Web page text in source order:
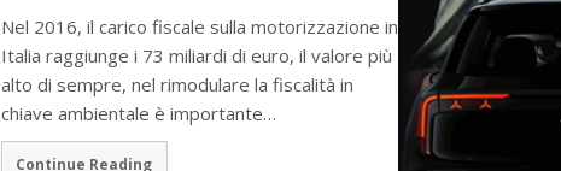
Nel 2016, il carico fiscale sulla motorizzazione in
Italia raggiunge i 73 miliardi di euro, il valore più
alto di sempre, nel rimodulare la fiscalità in
chiave ambientale è importante…
Continue Reading